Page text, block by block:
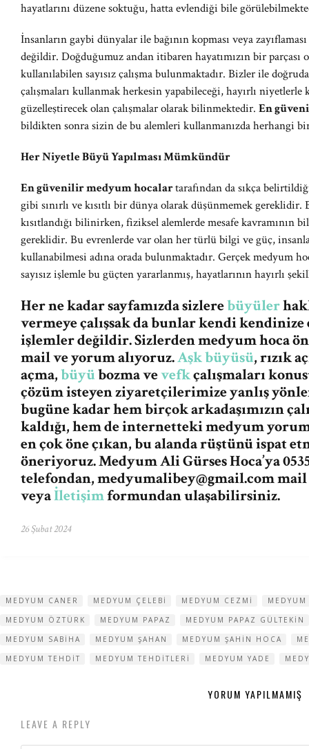
hayatlarını düzene soktuğu, hatta evlendiği bile
İnsanların gaybi dünyalar ile bağının kopması veya
değildir. Doğduğumuz andan itibaren hayatımızın bir
kullanılabilen sayısız çalışma bulunmaktadır. Bizler ile
çalışmaları kullanmak herkesin yapabileceği, hayırlı niyetlerle
güzelleştirecek olan çalışmalar olarak bilinmektedir. En
bildikten sonra sizin de bu alemleri kullanmanızda herhangi
Her Niyetle Büyü Yapılması Mümkündür
En güvenilir medyum hocalartarafından da sıkça
gibi sınırlı ve kısıtlı bir dünya olarak düşünmemek
kısıtlandığı bilinirken, fiziksel alemlerde mesafe kavramının
gereklidir. Bu evrenlerde var olan her türlü bilgi ve güç,
kullanabilmesi adına orada bulunmaktadır. Gerçek medyum
sayısız işlemle bu güçten yararlanmış, hayatlarının hayırlı
Her ne kadar sayfamızda sizlerebüyüler
vermeye çalışsak da bunlar kendi
işlemler değildir. Sizlerden medyum hoca
mail ve yorum alıyoruz.Aşk büyüsü, rızık
açma,büyübozma vevefkçalışmaları
çözüm isteyen ziyaretçilerimize yanlış
bugüne kadar hem birçok arkadaşımızın
kaldığı, hem de internetteki medyum
en çok öne çıkan, bu alanda rüştünü ispat
öneriyoruz. Medyum Ali Gürses Hoca’ya
telefondan,medyumalibey@gmail.commail
veyaİletişimformundan ulaşabilirsiniz.
26 Şubat 2024
MEDYUM CANER MEDYUM ÇELEBI MEDYUM CEZMI
MEDYUM ÖZTÜRK
MEDYUM PAPAZ
MEDYUM PAPAZ GÜLTEKIN
MEDYUM SABIHA
MEDYUM ŞAHAN MEDYUM ŞAHIN HOCA
MEDYUM TEHDIT
MEDYUM TEHDITLERI MEDYUM YADE
YORUM YAPILMAMIŞ
LEAVE A REPLY